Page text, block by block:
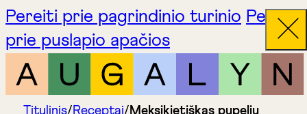
Pereiti prie pagrindinio turinio Pereiti
prie puslapio apačios
Titulinis/Receptai/ Meksikietiškas pupelių